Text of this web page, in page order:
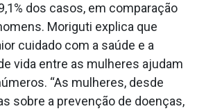
dos casos, em comparação
Moriguti explica que
cuidado com a saúde e a
vida entre as mulheres ajudam
“As mulheres, desde
sobre a prevenção de doenças,